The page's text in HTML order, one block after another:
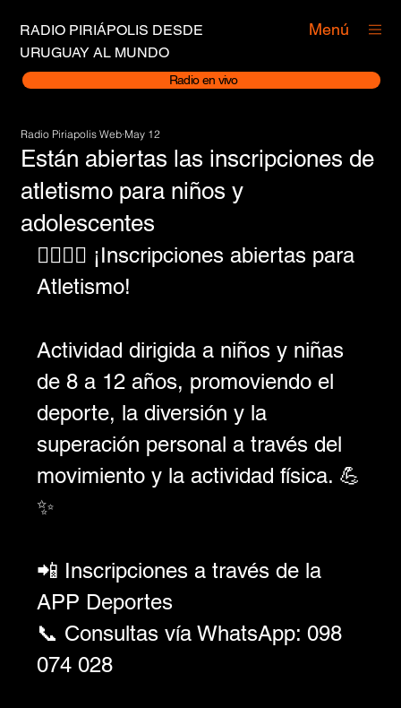
RADIO PIRIÁPOLIS DESDE
URUGUAY AL MUNDO
Radio en vivo
Menú
Están abiertas las inscripciones de
atletismo para niños y
adolescentes
Radio Piriapolis Web May 12
🏃‍♀️🏃‍♂️ ¡Inscripciones abiertas para
Atletismo!
Actividad dirigida a niños y niñas
de 8 a 12 años, promoviendo el
deporte, la diversión y la
superación personal a través del
movimiento y la actividad física. 💪
✨
📲 Inscripciones a través de la
APP Deportes
📞 Consultas vía WhatsApp: 098
074 028